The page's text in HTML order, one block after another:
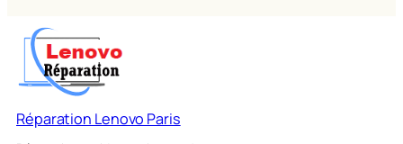
Réparation Lenovo Paris